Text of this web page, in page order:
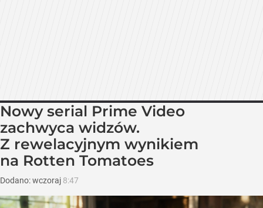
Nowy serial Prime Video
zachwyca widzów.
Z rewelacyjnym wynikiem
na Rotten Tomatoes
Dodano:wczoraj 8:47